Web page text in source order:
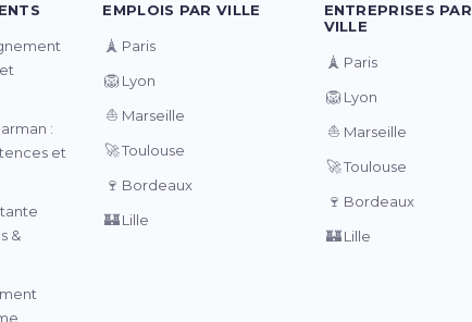
:
et
&
EMPLOIS PAR VILLE
🗼 Paris
🦁 Lyon
⛵ Marseille
🚀Toulouse
🍷 Bordeaux
🏰Lille
ENTREPRISES PAR
VILLE
🗼 Paris
🦁 Lyon
⛵ Marseille
🚀Toulouse
🍷 Bordeaux
🏰 Lille